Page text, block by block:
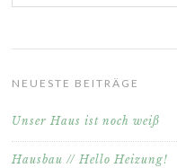
NEUESTE BEITRÄGE
Unser Haus ist noch weiß
Hausbau // Hello Heizung!